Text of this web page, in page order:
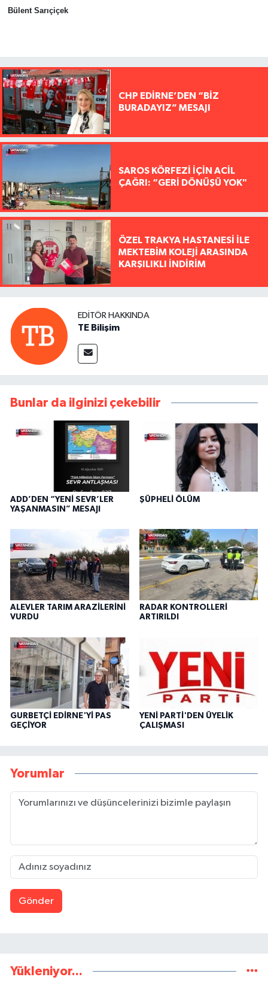
Bülent Sarıçiçek
CHP EDİRNE’DEN “BİZ
BURADAYIZ” MESAJI
SAROS KÖRFEZİ İÇİN ACİL
ÇAĞRI: “GERİ DÖNÜŞÜ YOK"
ÖZEL TRAKYA HASTANESİ İLE
MEKTEBİM KOLEJİ ARASINDA
KARŞILIKLI İNDİRİM
EDITÖR HAKKINDA
TE Bilişim
Bunlar da ilginizi çekebilir
ADD’DEN “YENİ SEVR’LER
YAŞANMASIN” MESAJI
ŞÜPHELİ ÖLÜM
ALEVLER TARIM ARAZİLERİNİ
VURDU
RADAR KONTROLLERİ
ARTIRILDI
GURBETÇİ EDİRNE'Yİ PAS
GEÇİYOR
YENİ PARTİ'DEN ÜYELİK
ÇALIŞMASI
Yorumlar
Gönder
Yükleniyor...